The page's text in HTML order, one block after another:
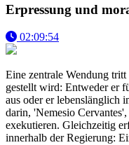
Erpressung und
02:09:54
Eine zentrale Wendung
gestellt wird: Entweder er
aus oder er lebenslänglich
darin, 'Nemesio
exekutieren. Gleichzeitig
innerhalb der Regierung: